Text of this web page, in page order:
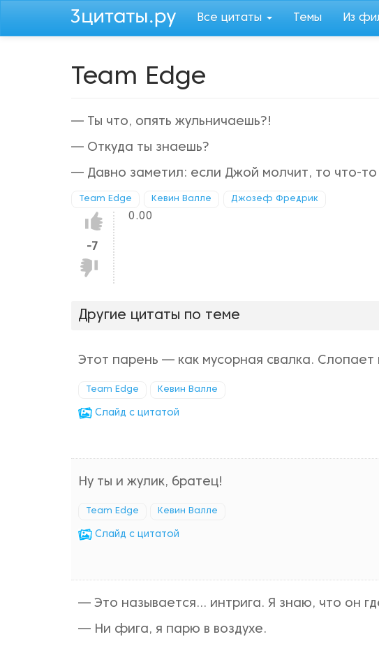
Все цитаты Темы Из
Team Edge
— Ты что, опять жульничаешь?!
— Откуда ты знаешь?
— Давно заметил: если Джой молчит, то что-то
Team Edge Кевин Валле Джозеф Фредрик
Нравится!
-7
Не
нравится!
0.00
Другие цитаты по теме
Этот парень — как мусорная свалка. Слопает
Team Edge Кевин Валле
Cлайд с цитатой
Ну ты и жулик, братец!
Team Edge Кевин Валле
Cлайд с цитатой
— Это называется... интрига. Я знаю, что он
— Ни фига, я парю в воздухе.